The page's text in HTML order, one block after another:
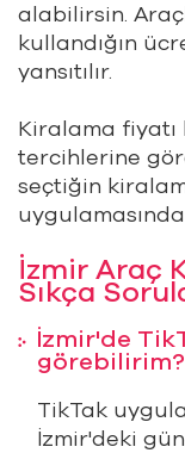
alabilirsin.
kullandığın
yansıtılır.
Kiralama fiyatı
tercihlerine
seçtiğin
İzmir Araç
Sıkça
İzmir'de
görebilirim?
TikTak
İzmir'deki